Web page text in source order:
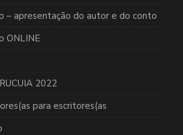
– apresentação do autor e do conto
ONLINE
2022
para escritores(as